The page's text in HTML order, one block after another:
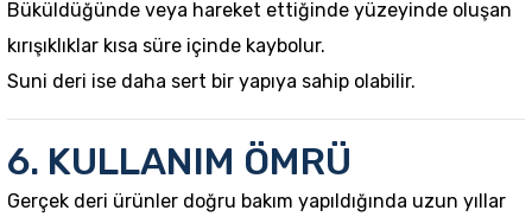
Büküldüğünde veya hareket ettiğinde yüzeyinde oluşan
kırışıklıklar kısa süre içinde kaybolur.
Suni deri ise daha sert bir yapıya sahip olabilir.
6. KULLANIM ÖMRÜ
Gerçek deri ürünler doğru bakım yapıldığında uzun yıllar